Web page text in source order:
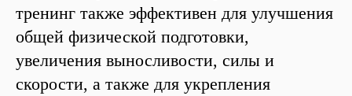
тренинг также эффективен для улучшения
общей физической подготовки,
увеличения выносливости, силы и
скорости, а также для укрепления